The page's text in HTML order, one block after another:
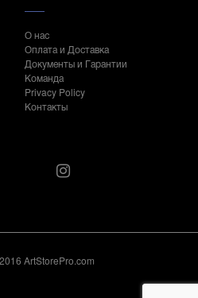
О нас
Оплата и Доставка
Документы и Гарантии
Команда
Privacy Policy
Контакты
ArtStorePro.com